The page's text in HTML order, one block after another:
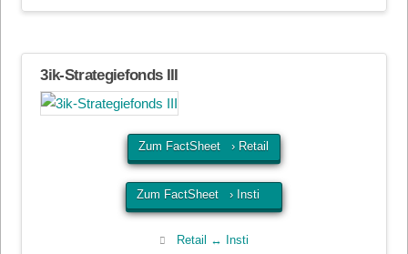
3ik-Strategiefonds III
Zum FactSheet › Retail
Zum FactSheet › Insti
Retail ↔ Insti